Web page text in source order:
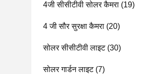
4जी सीसीटीवी सोलर कैमरा (19)
4 जी सौर सुरक्षा कैमरा (20)
सोलर सीसीटीवी लाइट(30)
सोलर गार्डन लाइट(7)